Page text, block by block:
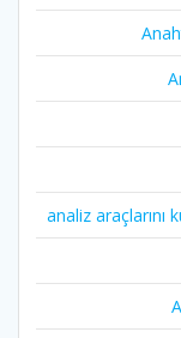
analiz araçlarını